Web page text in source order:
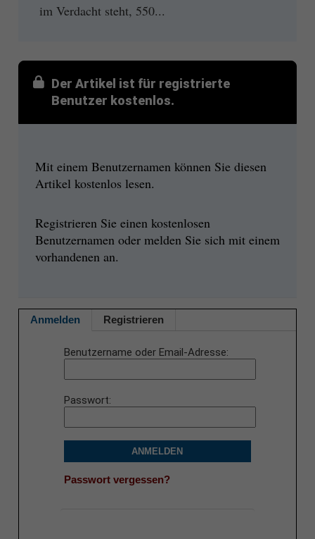
im Verdacht steht, 550...
Der Artikel ist für registrierte
Benutzer kostenlos.
Mit einem Benutzernamen können Sie diesen
Artikel kostenlos lesen.
Registrieren Sie einen kostenlosen
Benutzernamen oder melden Sie sich mit einem
vorhandenen an.
Anmelden Registrieren
Benutzername oder Email-Adresse
Passwort
ANMELDEN
Passwort vergessen?